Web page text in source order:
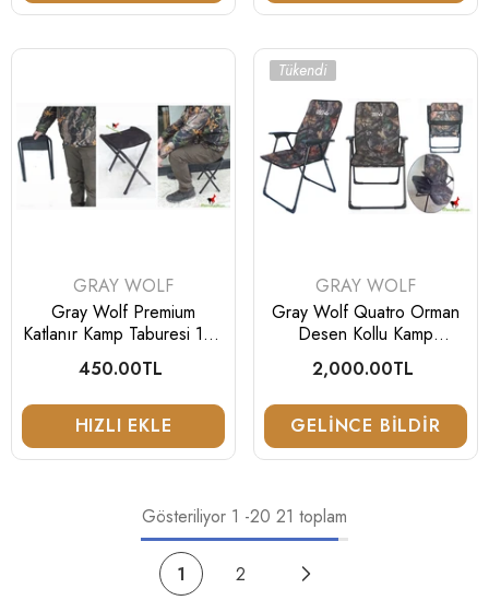
SATICI:
GRAY WOLF
Gray Wolf Premium
Katlanır Kamp Taburesi 140
Kg
Normal
450.00TL
HIZLI EKLE
Tükendi
SATICI:
GRAY WOLF
Gray Wolf Quatro Orman
Desen Kollu Kamp
Sandalyesi
Normal
2,000.00TL
GELINCE BILDIR
Gösteriliyor 1 -20 21 toplam
1 2